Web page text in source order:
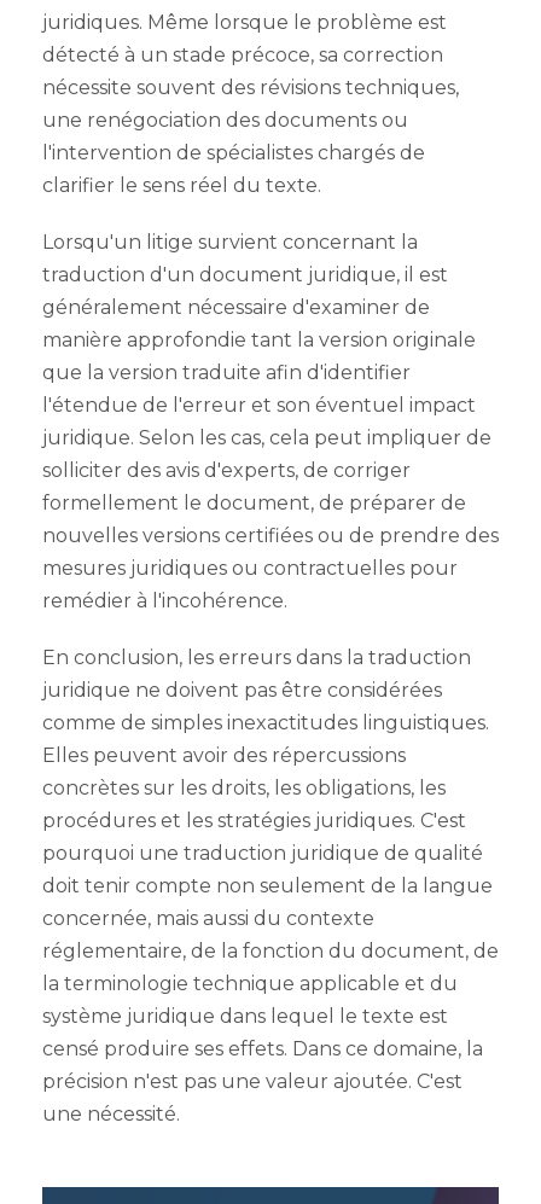
juridiques. Même lorsque le problème est
détecté à un stade précoce, sa correction
nécessite souvent des révisions techniques,
une renégociation des documents ou
l'intervention de spécialistes chargés de
clarifier le sens réel du texte.
Lorsqu'un litige survient concernant la
traduction d'un document juridique, il est
généralement nécessaire d'examiner de
manière approfondie tant la version originale
que la version traduite afin d'identifier
l'étendue de l'erreur et son éventuel impact
juridique. Selon les cas, cela peut impliquer de
solliciter des avis d'experts, de corriger
formellement le document, de préparer de
nouvelles versions certifiées ou de prendre des
mesures juridiques ou contractuelles pour
remédier à l'incohérence.
En conclusion, les erreurs dans la traduction
juridique ne doivent pas être considérées
comme de simples inexactitudes linguistiques.
Elles peuvent avoir des répercussions
concrètes sur les droits, les obligations, les
procédures et les stratégies juridiques. C'est
pourquoi une traduction juridique de qualité
doit tenir compte non seulement de la langue
concernée, mais aussi du contexte
réglementaire, de la fonction du document, de
la terminologie technique applicable et du
système juridique dans lequel le texte est
censé produire ses effets. Dans ce domaine, la
précision n'est pas une valeur ajoutée. C'est
une nécessité.